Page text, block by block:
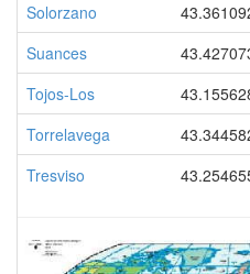
Solorzano
Suances
Tojos-Los
Torrelavega
Tresviso